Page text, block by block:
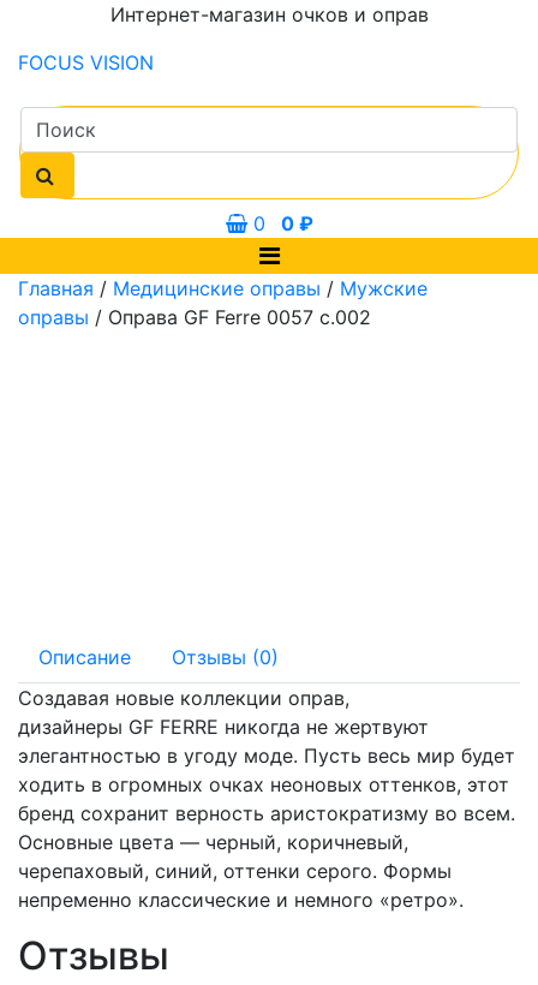
Интернет-магазин очков и оправ
FOCUS VISION
0 0 ₽
Главная / Медицинские оправы / Мужские
оправы / Оправа GF Ferre 0057 c.002
Описание
Отзывы (0)
Создавая новые коллекции оправ,
дизайнеры GF FERRE никогда не жертвуют
элегантностью в угоду моде. Пусть весь мир будет
ходить в огромных очках неоновых оттенков, этот
бренд сохранит верность аристократизму во всем.
Основные цвета — черный, коричневый,
черепаховый, синий, оттенки серого. Формы
непременно классические и немного «ретро».
Отзывы